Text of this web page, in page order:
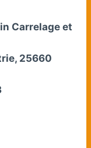
Carrelage et
25660